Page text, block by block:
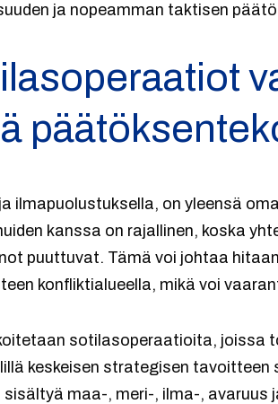
ja nopeamman taktisen
ilmapuolustuksella, on yleensä
kanssa on rajallinen, koska
puuttuvat. Tämä voi johtaa
konfliktialueella, mikä voi
sotilasoperaatioita, joissa
keskeisen strategisen
maa-, meri-, ilma-, avaruus